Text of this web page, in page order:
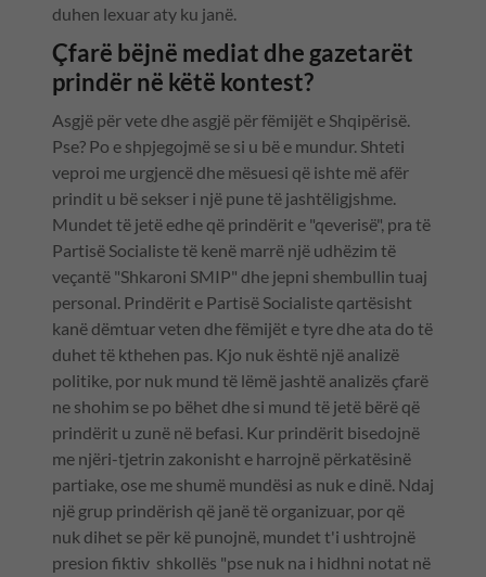
duhen lexuar aty ku janë.
Çfarë bëjnë mediat dhe gazetarët
prindër në këtë kontest?
Asgjë për vete dhe asgjë për fëmijët e Shqipërisë.
Pse? Po e shpjegojmë se si u bë e mundur. Shteti
veproi me urgjencë dhe mësuesi që ishte më afër
prindit u bë sekser i një pune të jashtëligjshme.
Mundet të jetë edhe që prindërit e "qeverisë", pra të
Partisë Socialiste të kenë marrë një udhëzim të
veçantë "Shkaroni SMIP" dhe jepni shembullin tuaj
personal. Prindërit e Partisë Socialiste qartësisht
kanë dëmtuar veten dhe fëmijët e tyre dhe ata do të
duhet të kthehen pas. Kjo nuk është një analizë
politike, por nuk mund të lëmë jashtë analizës çfarë
ne shohim se po bëhet dhe si mund të jetë bërë që
prindërit u zunë në befasi. Kur prindërit bisedojnë
me njëri-tjetrin zakonisht e harrojnë përkatësinë
partiake, ose me shumë mundësi as nuk e dinë. Ndaj
një grup prindërish që janë të organizuar, por që
nuk dihet se për kë punojnë, mundet t'i ushtrojnë
presion fiktiv shkollës "pse nuk na i hidhni notat në